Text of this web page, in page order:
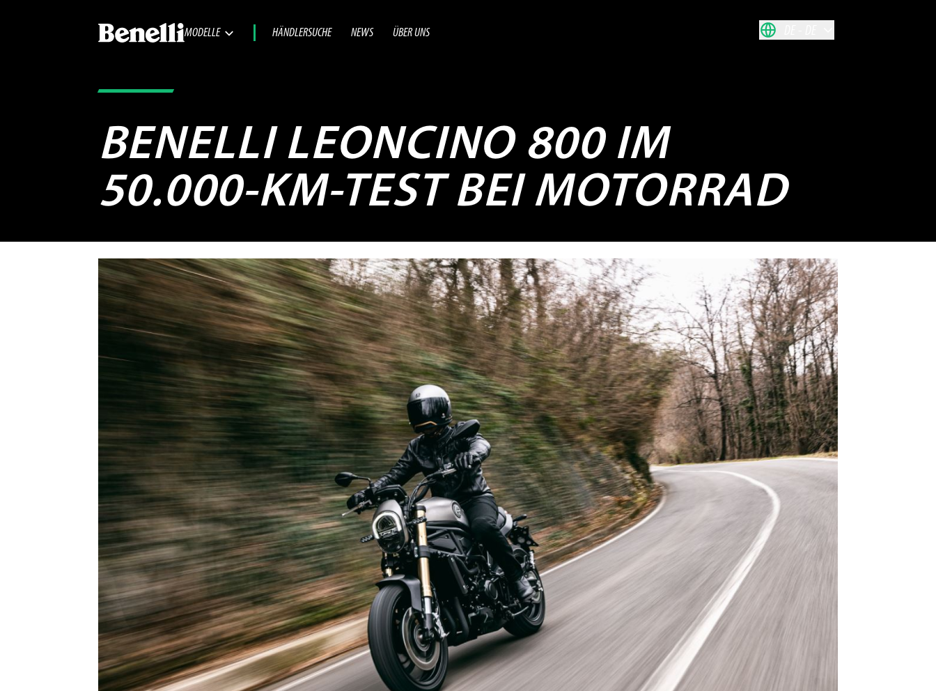
MODELLE HÄNDLERSUCHE NEWS ÜBER UNS
BENELLI LEONCINO 800 IM
50.000-KM-TEST BEI MOTORRAD